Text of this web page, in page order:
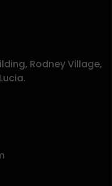
Rodney Village,